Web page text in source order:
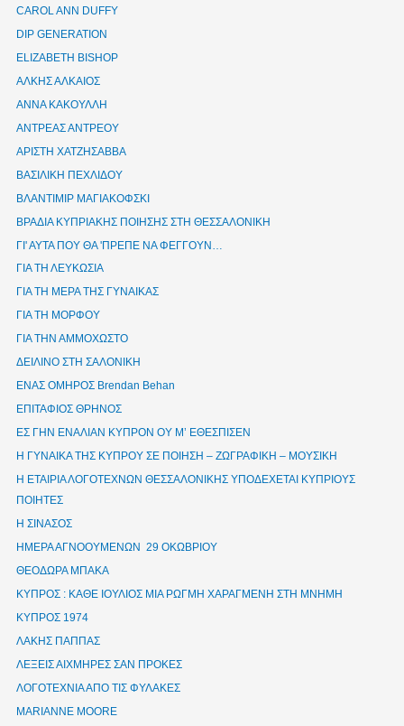
CAROL ANN DUFFY
DIP GENERATION
ELIZABETH BISHOP
ΑΛΚΗΣ ΑΛΚΑΙΟΣ
ΑΝΝΑ ΚΑΚΟΥΛΛΗ
ΑΝΤΡΕΑΣ ΑΝΤΡΕΟΥ
ΑΡΙΣΤΗ ΧΑΤΖΗΣΑΒΒΑ
ΒΑΣΙΛΙΚΗ ΠΕΧΛΙΔΟΥ
ΒΛΑΝΤΙΜΙΡ ΜΑΓΙΑΚΟΦΣΚΙ
ΒΡΑΔΙΑ ΚΥΠΡΙΑΚΗΣ ΠΟΙΗΣΗΣ ΣΤΗ ΘΕΣΣΑΛΟΝΙΚΗ
ΓΙ' ΑΥΤΑ ΠΟΥ ΘΑ 'ΠΡΕΠΕ ΝΑ ΦΕΓΓΟΥΝ…
ΓΙΑ ΤΗ ΛΕΥΚΩΣΙΑ
ΓΙΑ ΤΗ ΜΕΡΑ ΤΗΣ ΓΥΝΑΙΚΑΣ
ΓΙΑ ΤΗ ΜΟΡΦΟΥ
ΓΙΑ ΤΗΝ ΑΜΜΟΧΩΣΤΟ
ΔΕΙΛΙΝΟ ΣΤΗ ΣΑΛΟΝΙΚΗ
ΕΝΑΣ ΟΜΗΡΟΣ Brendan Behan
ΕΠΙΤΑΦΙΟΣ ΘΡΗΝΟΣ
ΕΣ ΓΗΝ ΕΝΑΛΙΑΝ ΚΥΠΡΟΝ ΟΥ Μ’ ΕΘΕΣΠΙΣΕΝ
Η ΓΥΝΑΙΚΑ ΤΗΣ ΚΥΠΡΟΥ ΣΕ ΠΟΙΗΣΗ – ΖΩΓΡΑΦΙΚΗ – ΜΟΥΣΙΚΗ
Η ΕΤΑΙΡΙΑ ΛΟΓΟΤΕΧΝΩΝ ΘΕΣΣΑΛΟΝΙΚΗΣ ΥΠΟΔΕΧΕΤΑΙ ΚΥΠΡΙΟΥΣ
ΠΟΙΗΤΕΣ
Η ΣΙΝΑΣΟΣ
ΗΜΕΡΑ ΑΓΝΟΟΥΜΕΝΩΝ 29 ΟΚΩΒΡΙΟΥ
ΘΕΟΔΩΡΑ ΜΠΑΚΑ
ΚΥΠΡΟΣ : ΚΑΘΕ ΙΟΥΛΙΟΣ ΜΙΑ ΡΩΓΜΗ ΧΑΡΑΓΜΕΝΗ ΣΤΗ ΜΝΗΜΗ
ΚΥΠΡΟΣ 1974
ΛΑΚΗΣ ΠΑΠΠΑΣ
ΛΕΞΕΙΣ ΑΙΧΜΗΡΕΣ ΣΑΝ ΠΡΟΚΕΣ
ΛΟΓΟΤΕΧΝΙΑ ΑΠΟ ΤΙΣ ΦΥΛΑΚΕΣ
ΜΑRIANNE MOORE